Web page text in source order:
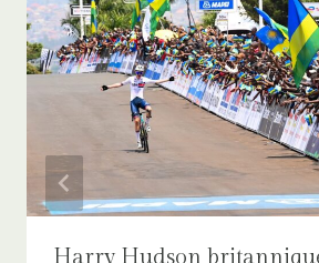
Harry Hudson britannique